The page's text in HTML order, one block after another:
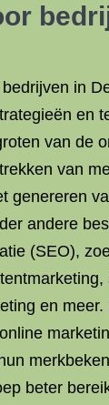
in
en
van de
van
genereren
andere
(SEO),
en
beter